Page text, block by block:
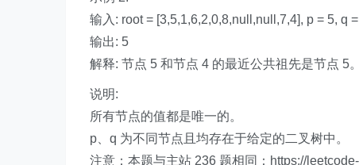
输入: root = [3,5,1,6,2,0,8,null,null,7,4], p = 5, q
输出: 5
解释: 节点 5 和节点 4 的最近公共祖先是节点 5
说明:
所有节点的值都是唯一的。
p、q 为不同节点且均存在于给定的二叉树中。
注意：本题与主站 236 题相同：https://